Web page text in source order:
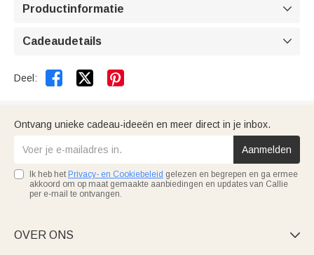
Productinformatie 
Cadeaudetails 
Deel:  
Ontvang unieke cadeau-ideeën en meer direct in je inbox.
Aanmelden
Ik heb het Privacy- en Cookiebeleid gelezen en begrepen en ga ermee
akkoord om op maat gemaakte aanbiedingen en updates van Callie
per e-mail te ontvangen.
OVER ONS 